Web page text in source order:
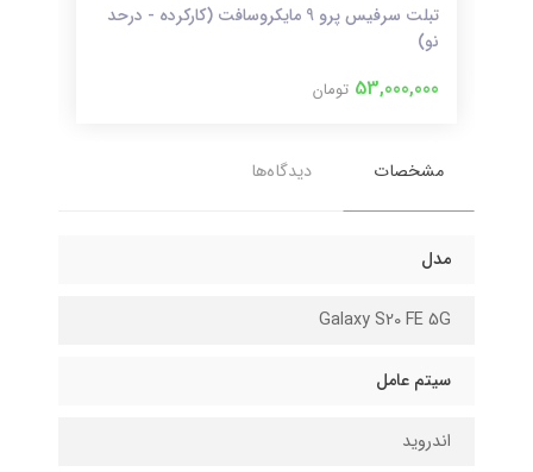
تبلت سرفیس پرو 9 مایکروسافت (کارکرده - درحد
نو)
53,000,000 تومان
مشخصات دیدگاه‌ها
مدل
Galaxy S20 FE 5G
سیتم عامل
اندروید